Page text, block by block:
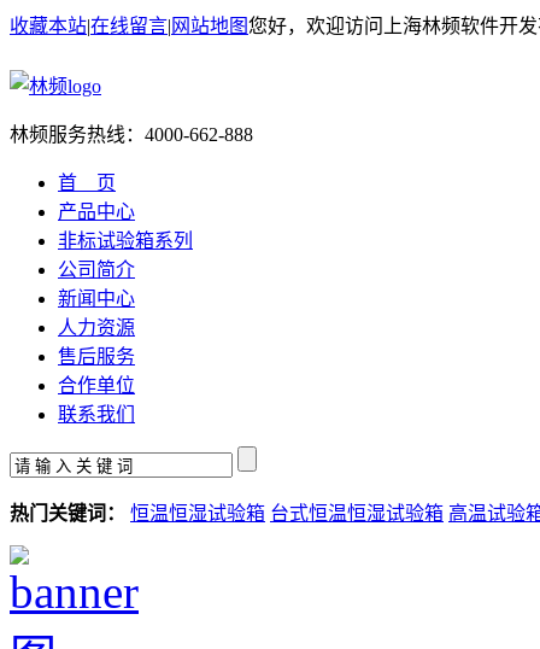
收藏本站|在线留言| 网站地图您好，欢迎访问上海林频软件开
林频服务热线： 4000-662-888
首 页
产品中心
非标试验箱系列
公司简介
新闻中心
人力资源
售后服务
合作单位
联系我们
热门关键词： 恒温恒湿试验箱 台式恒温恒湿试验箱 高温试验